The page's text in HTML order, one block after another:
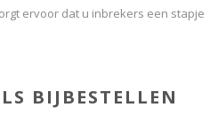
ervoor dat u inbrekers een stapje
BIJBESTELLEN